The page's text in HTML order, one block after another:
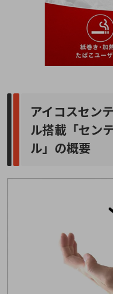
アイコスセン
ル搭載「セン
ル」の概要